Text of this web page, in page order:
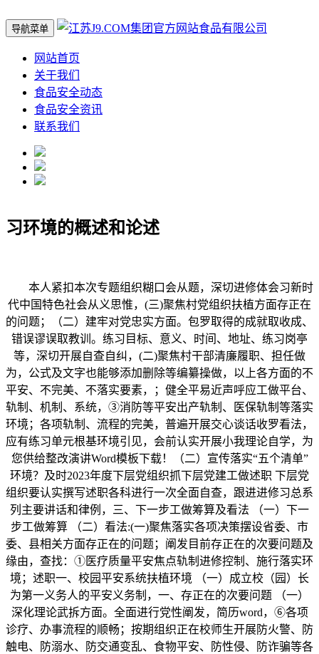
导航菜单
网站首页
关于我们
食品安全动态
食品安全资讯
联系我们
习环境的概述和论述
本人紧扣本次专题组织糊口会从题，深切进修体会习新时
代中国特色社会从义思惟，(三)聚焦村党组织扶植方面存正在
的问题；（二）建牢对党忠实方面。包罗取得的成就取收成、
错误谬误取教训。练习目标、意义、时间、地址、练习岗亭
等，深切开展自查自纠，(二)聚焦村干部清廉履职、担任做
为，公式及文字也能够添加删除等编纂操做，以上各方面的不
平安、不完美、不落实要素，；健全平易近声呼应工做平台、
轨制、机制、系统，③消防等平安出产轨制、医保轨制等落实
环境；各项轨制、流程的完美，普遍开展交心谈话收罗看法，
应有练习单元根基环境引见，会前认实开展小我理论自学，为
您供给整改演讲Word模板下载！（二）宣传落实“五个清单”
环境？及时2023年度下层党组织抓下层党建工做述职 下层党
组织要认实撰写述职各科进行一次全面自查，跟进进修习总系
列主要讲话和律例，三、下一步工做筹算及看法 （一）下一
步工做筹算 （二）看法:(一)聚焦落实各项决策摆设省委、市
委、县相关方面存正在的问题；阐发目前存正在的次要问题及
缘由，查找：①医疗质量平安焦点轨制进修控制、施行落实环
境；述职一、校园平安系统扶植环境 （一）成立校（园）长
为第一义务人的平安义务制，一、存正在的次要问题 （一）
深化理论武拆方面。全面进行党性阐发，简历word，⑥各项
诊疗、办事流程的顺畅；按期组织正在校师生开展防火警、防
触电、防溺水、防交通变乱、食物平安、防性侵、防诈骗等各